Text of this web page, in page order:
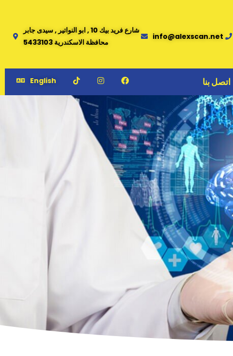
شارع فريد بيك 10 , ابو النواتير , سيدى جابر
محافظة الاسكندرية 5433103
info@alexscan.net
English اتصل بنا